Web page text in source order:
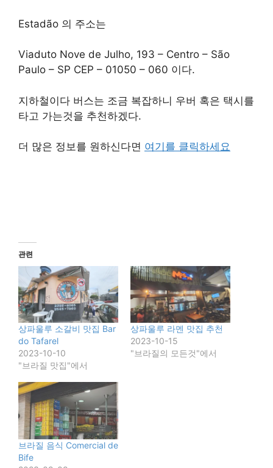
Estadão 의 주소는
Viaduto Nove de Julho, 193 – Centro – São
Paulo – SP CEP – 01050 – 060 이다.
지하철이다 버스는 조금 복잡하니 우버 혹은 택시를
타고 가는것을 추천하겠다.
더 많은 정보를 원하신다면 여기를 클릭하세요
관련
상파울루 소갈비 맛집 Bar
do Tafarel
2023-10-10
"브라질 맛집"에서
상파울루 라멘 맛집 추천
2023-10-15
"브라질의 모든것"에서
브라질 음식 Comercial de
Bife